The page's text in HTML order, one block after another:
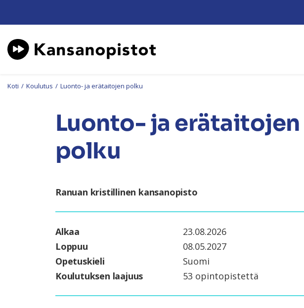
Koti / Koulutus / Luonto- ja erätaitojen polku
Luonto- ja erätaitojen
polku
Ranuan kristillinen kansanopisto
Alkaa
23.08.2026
Loppuu
08.05.2027
Opetuskieli
Suomi
Koulutuksen laajuus
53 opintopistettä